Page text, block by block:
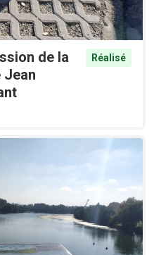
de la
Jean
Réalisé